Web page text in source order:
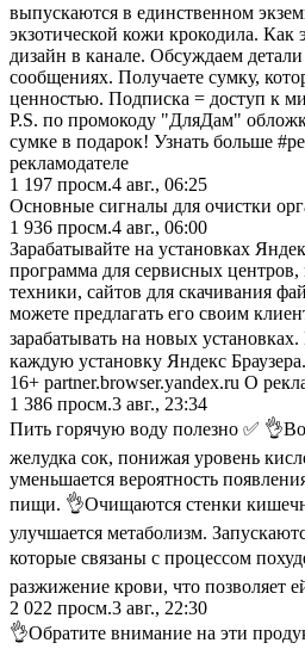
выпускаются в единственном
экзотической кожи крокодила. Как
дизайн в канале. Обсуждаем
сообщениях. Получаете сумку,
ценностью. Подписка = доступ к
P.S. по промокоду "ДляДам"
сумке в подарок! Узнать больше
рекламодателе
1 197 просм.4 авг., 06:25
Основные сигналы для очистки
1 936 просм.4 авг., 06:00
Зарабатывайте на установках
программа для сервисных
техники, сайтов для скачивания
можете предлагать его своим
зарабатывать на новых
каждую установку Яндекс
16+ partner.browser.yandex.ru О
1 386 просм.3 авг., 23:34
Пить горячую воду полезно ✅
желудка сок, понижая уровень
уменьшается вероятность
пищи. 👌Очищаются стенки
улучшается метаболизм.
которые связаны с процессом
разжижение крови, что позволяет
2 022 просм.3 авг., 22:30
👌Обратите внимание на эти